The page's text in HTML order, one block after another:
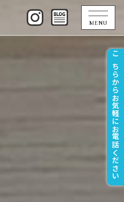
MENU
こちらからお気軽にお電話ください